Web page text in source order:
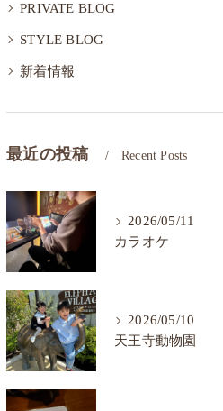
PRIVATE BLOG
STYLE BLOG
新着情報
最近の投稿 Recent Posts
2026/05/11
カラオケ
2026/05/10
天王寺動物園